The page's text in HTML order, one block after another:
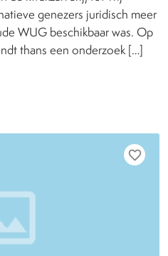
genezers juridisch meer
WUG beschikbaar was. Op
thans een onderzoek […]
favorite_border